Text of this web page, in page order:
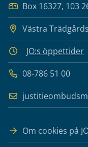
Box 16327, 103
Västra
JO:s öppettider
08-786 51 00
Om cookies på